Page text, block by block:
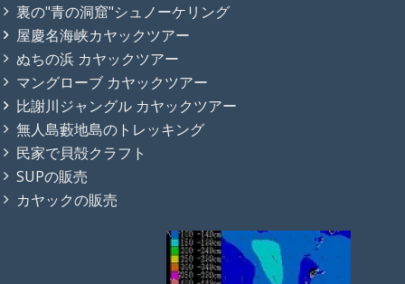
裏の"青の洞窟"シュノーケリング
屋慶名海峡カヤックツアー
ぬちの浜 カヤックツアー
マングローブ カヤックツアー
比謝川ジャングル カヤックツアー
無人島藪地島のトレッキング
民家で貝殻クラフト
SUPの販売
カヤックの販売